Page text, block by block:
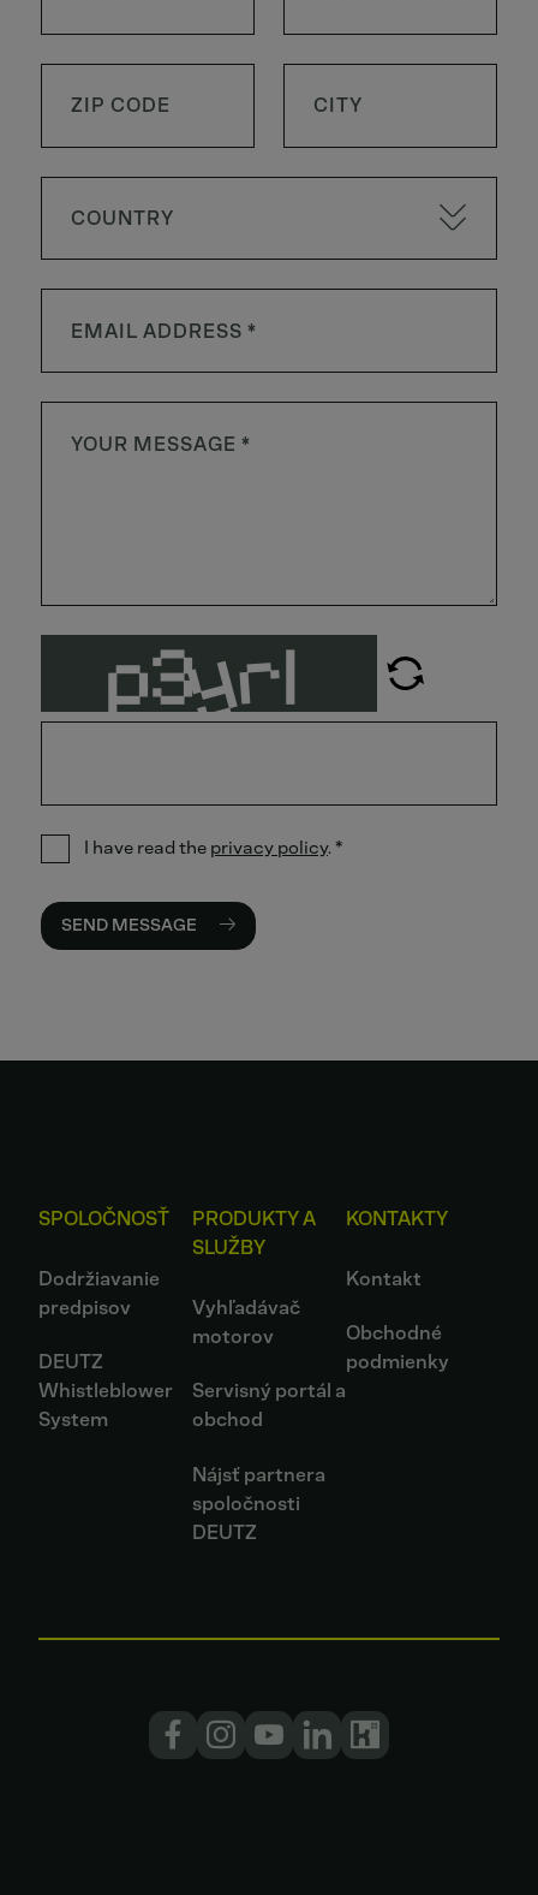
COUNTRY
I have read the privacy policy. *
SEND MESSAGE
SPOLOČNOSŤ
Dodržiavanie
predpisov
DEUTZ
Whistleblower
System
PRODUKTY A
SLUŽBY
Vyhľadávač
motorov
Servisný portál a
obchod
Nájsť partnera
spoločnosti
DEUTZ
KONTAKTY
Kontakt
Obchodné
podmienky